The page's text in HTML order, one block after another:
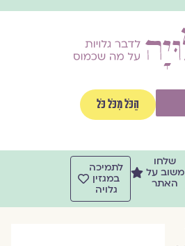
הַכֹּל מִכֹּל כֹּל
שלחו
משוב על
האתר
לתמיכה
במגזין
גלויה